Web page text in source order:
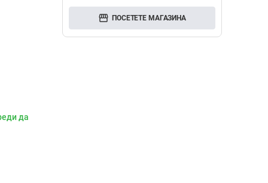
да
storefront ПОСЕТЕТЕ МАГАЗИНА